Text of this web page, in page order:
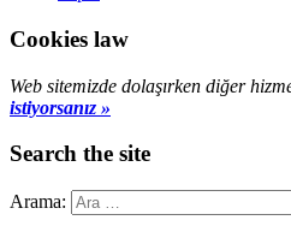
Cookies law
Web sitemizde dolaşırken diğer
istiyorsanız »
Search the site
Arama: